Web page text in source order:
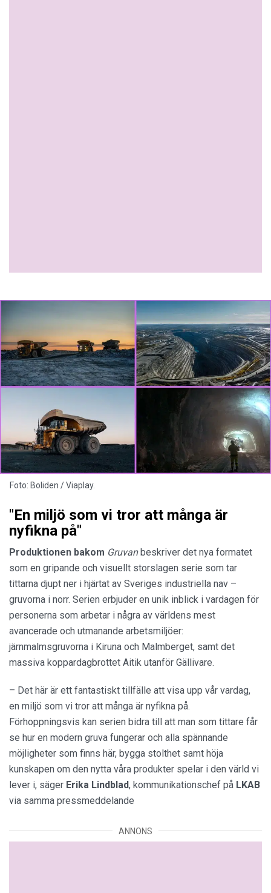
Foto: Boliden / Viaplay.
"En miljö som vi tror att många är
nyfikna på"
Produktionen bakom Gruvanbeskriver det nya formatet
som en gripande och visuellt storslagen serie som tar
tittarna djupt ner i hjärtat av Sveriges industriella nav –
gruvorna i norr. Serien erbjuder en unik inblick i vardagen för
personerna som arbetar i några av världens mest
avancerade och utmanande arbetsmiljöer:
järnmalmsgruvorna i Kiruna och Malmberget, samt det
massiva koppardagbrottet Aitik utanför Gällivare.
– Det här är ett fantastiskt tillfälle att visa upp vår vardag,
en miljö som vi tror att många är nyfikna på.
Förhoppningsvis kan serien bidra till att man som tittare får
se hur en modern gruva fungerar och alla spännande
möjligheter som finns här, bygga stolthet samt höja
kunskapen om den nytta våra produkter spelar i den värld vi
lever i, säger Erika Lindblad, kommunikationschef på LKAB
via samma pressmeddelande
ANNONS